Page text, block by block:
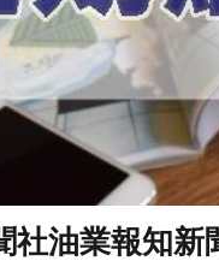
社油業報知